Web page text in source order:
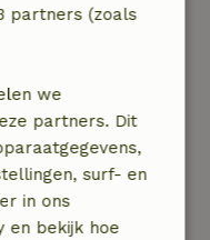
van het
en 100% van
terugbetaald
terugbetaald
terugbetaald
partners (zoals
we
partners. Dit
surf- en
in ons
en bekijk hoe